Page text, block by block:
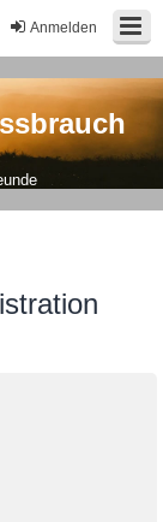
Anmelden